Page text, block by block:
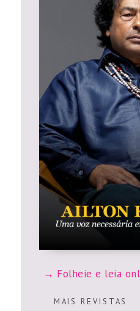
Folheie e leia
M A I S R E V I S T A S